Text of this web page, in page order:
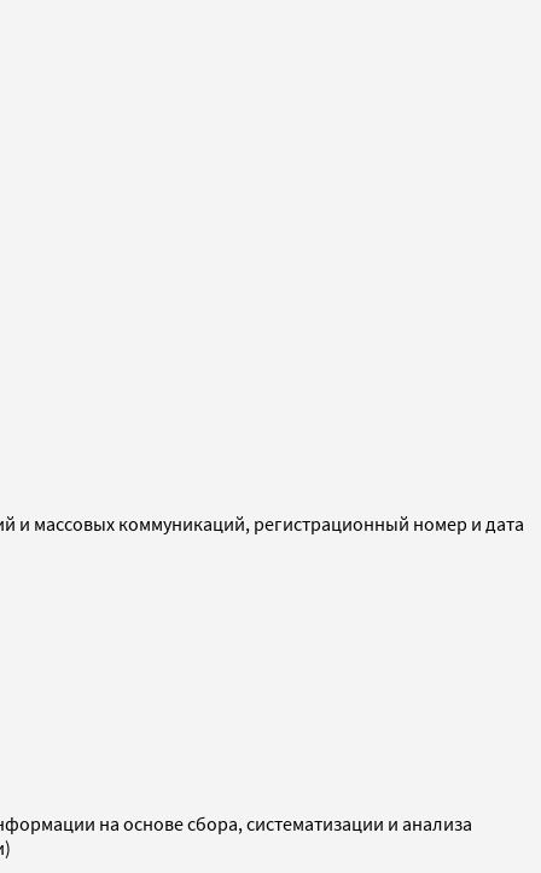
и массовых коммуникаций, регистрационный номер и дата
на основе сбора, систематизации и анализа